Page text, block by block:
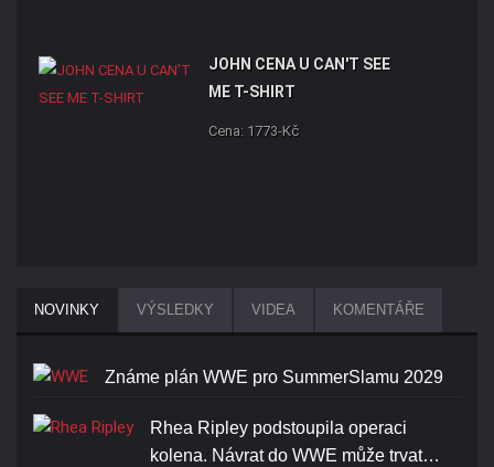
JOHN CENA U CAN'T SEE
ME T-SHIRT
Cena: 1773-Kč
NOVINKY VÝSLEDKY VIDEA KOMENTÁŘE
Známe plán WWE pro SummerSlamu 2029
Rhea Ripley podstoupila operaci
kolena. Návrat do WWE může trvat…